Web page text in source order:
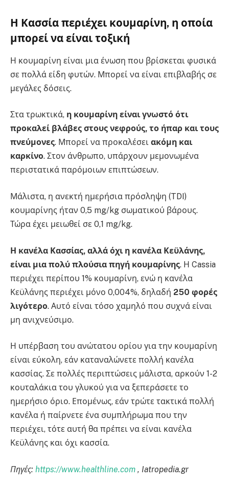
Η Κασσία περιέχει κουμαρίνη, η οποία
μπορεί να είναι τοξική
Η κουμαρίνη είναι μια ένωση που βρίσκεται φυσικά
σε πολλά είδη φυτών. Μπορεί να είναι επιβλαβής σε
μεγάλες δόσεις.
Στα τρωκτικά, η κουμαρίνη είναι γνωστό ότι
προκαλεί βλάβες στους νεφρούς, το ήπαρ και τους
πνεύμονες. Μπορεί να προκαλέσει ακόμη και
καρκίνο. Στον άνθρωπο, υπάρχουν μεμονωμένα
περιστατικά παρόμοιων επιπτώσεων.
Μάλιστα, η ανεκτή ημερήσια πρόσληψη (TDI)
κουμαρίνης ήταν 0,5 mg/kg σωματικού βάρους.
Τώρα έχει μειωθεί σε 0,1 mg/kg.
Η κανέλα Κασσίας, αλλά όχι η κανέλα Κεϋλάνης,
είναι μια πολύ πλούσια πηγή κουμαρίνης. Η Cassia
περιέχει περίπου 1% κουμαρίνη, ενώ η κανέλα
Κεϋλάνης περιέχει μόνο 0,004%, δηλαδή 250 φορές
λιγότερο. Αυτό είναι τόσο χαμηλό που συχνά είναι
μη ανιχνεύσιμο.
Η υπέρβαση του ανώτατου ορίου για την κουμαρίνη
είναι εύκολη, εάν καταναλώνετε πολλή κανέλα
κασσίας. Σε πολλές περιπτώσεις μάλιστα, αρκούν 1-2
κουταλάκια του γλυκού για να ξεπεράσετε το
ημερήσιο όριο. Επομένως, εάν τρώτε τακτικά πολλή
κανέλα ή παίρνετε ένα συμπλήρωμα που την
περιέχει, τότε αυτή θα πρέπει να είναι κανέλα
Κεϋλάνης και όχι κασσία.
Πηγές: https://www.healthline.com , Iatropedia.gr